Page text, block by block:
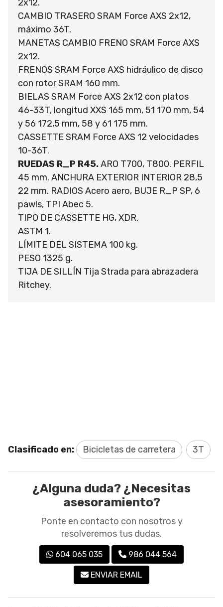
2x12.
CAMBIO TRASERO SRAM Force AXS 2x12,
máximo 36T.
MANETAS CAMBIO FRENO SRAM Force AXS
2x12.
FRENOS SRAM Force AXS hidráulico de disco
con rotor SRAM 160 mm.
BIELAS SRAM Force AXS 2x12 con platos
46-33T, longitud XXS 165 mm, 51 170 mm, 54
y 56 172,5 mm, 58 y 61 175 mm.
CASSETTE SRAM Force AXS 12 velocidades
10-36T.
RUEDAS R_P R45.ARO T700, T800. PERFIL
45 mm. ANCHURA EXTERIOR INTERIOR 28,5
22 mm. RADIOS Acero aero, BUJE R_P SP, 6
pawls, TPI Abec 5.
TIPO DE CASSETTE HG, XDR.
ASTM 1.
LÍMITE DEL SISTEMA 100 kg.
PESO 1325 g.
TIJA DE SILLÍN Tija Strada para abrazadera
Ritchey.
Clasificado en: Bicicletas de carretera 3T
¿Alguna duda? ¿Necesitas
asesoramiento?
Ponte en contacto con nosotros y
resolveremos tus dudas.
604 065 035 986 044 564
ENVIAR EMAIL